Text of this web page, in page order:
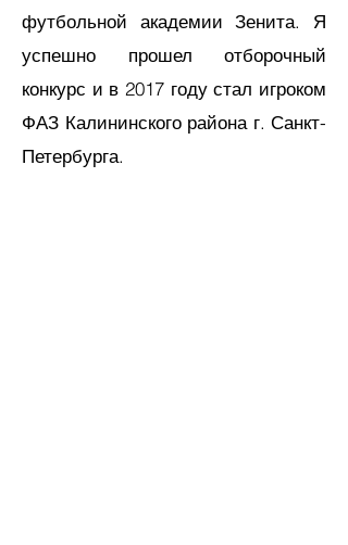
футбольной академии Зенита. Я
успешно прошел отборочный
конкурс и в 2017 году стал игроком
ФАЗ Калининского района г. Санкт-
Петербурга.